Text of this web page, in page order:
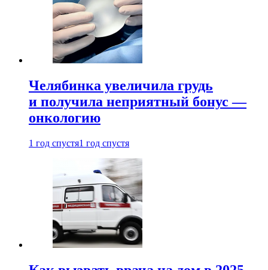
Челябинка увеличила грудь
и получила неприятный бонус —
онкологию
1 год спустя1 год спустя